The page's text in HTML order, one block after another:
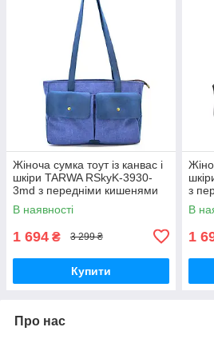
Жіноча сумка тоут із канвас і
шкіри TARWA RSkyK-3930-
3md з передніми кишенями
В наявності
1 694 ₴ 3 299 ₴
Купити
з
В
1
Про нас